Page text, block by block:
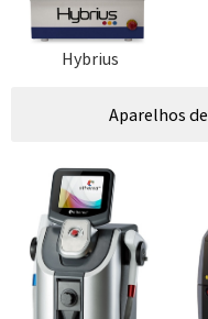
Hybrius
Aparelhos de